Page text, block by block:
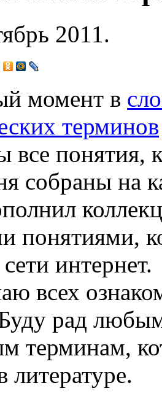
2011.
момент в
терминов
все понятия,
собраны на
понятиями,
интернет.
всех
рад
терминам,
литературе.